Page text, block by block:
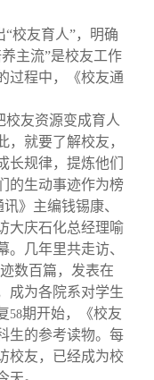
校友育人”，明确
主流”是校友工作
过程中，《校友通
校友资源变成育人
，就要了解校友，
长规律，提炼他们
的生动事迹作为榜
》主编钱锡康、
大庆石化总经理喻
。几年里共走访、
数百篇，发表在
成为各院系对学生
58期开始，《校友
生的参考读物。每
校友，已经成为校